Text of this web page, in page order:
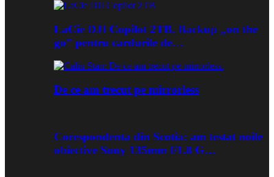
LaCie DJI Copilot 2TB. Backup „on the
go” pentru cardurile de…
De ce am trecut pe mirrorless
Corespondenta din Scotia: am testat noile
obiective Sony 135mm f/1.8 G…